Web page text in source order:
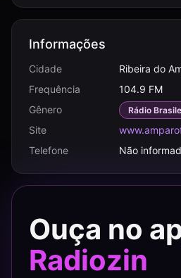
Informações
Cidade
Ribeira do
Frequência
104.9 FM
Gênero
Rádio
Site
Telefone
Não
Ouça no
Radiozin